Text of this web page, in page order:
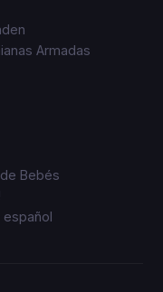
Armadas
Bebés